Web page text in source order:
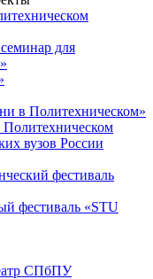
для
в Политехническом»
Политехническом
вузов России
фестиваль
фестиваль «STU
СПбПУ